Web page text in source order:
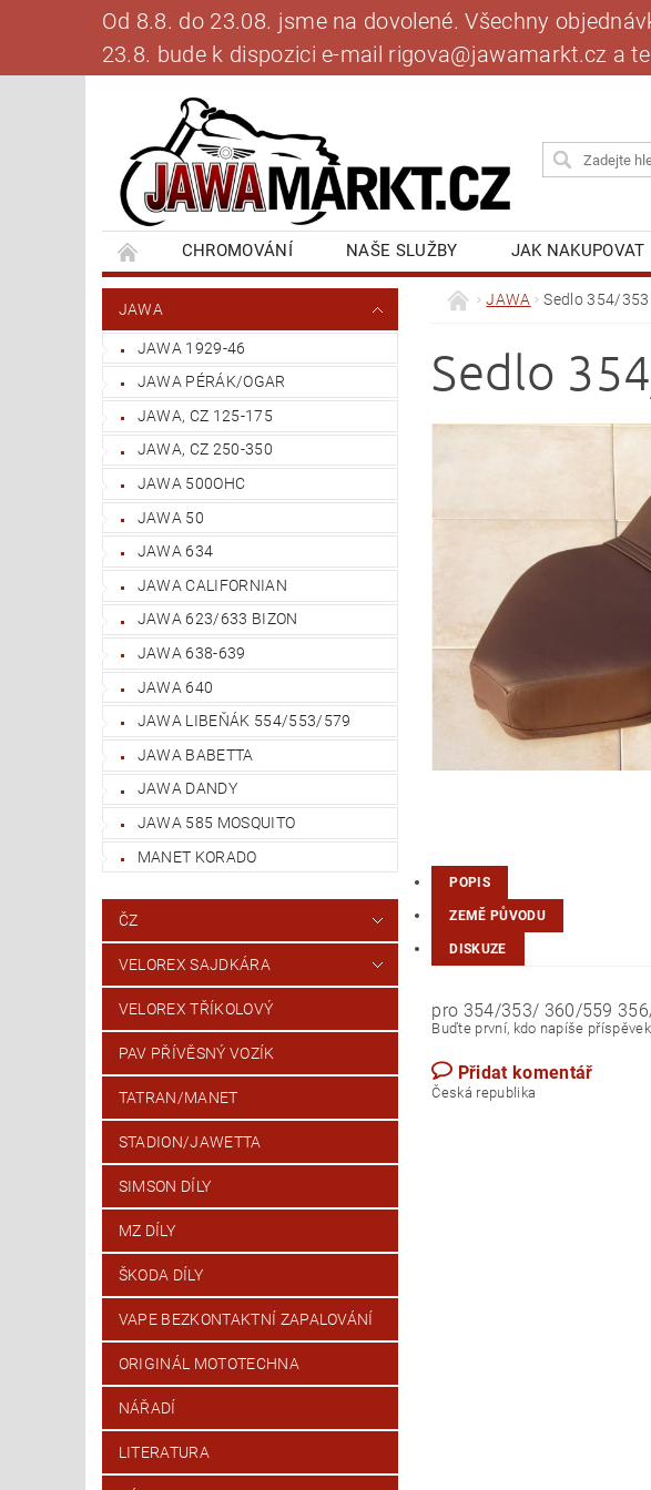
Od 8.8. do 23.08. jsme na dovolené. Všechny
23.8. bude k dispozici e-mail rigova@jawamarkt.cz a
CHROMOVÁNÍ NAŠE SLUŽBY JAK NAKUPOVAT
BANKOVNÍ SPOJENÍ
NAPIŠTE NÁM BLOG MOJE
JAWA
JAWA 1929-46
JAWA PÉRÁK/OGAR
JAWA, CZ 125-175
JAWA, CZ 250-350
JAWA 500OHC
JAWA 50
JAWA 634
JAWA CALIFORNIAN
JAWA 623/633 BIZON
JAWA 638-639
JAWA 640
JAWA LIBEŇÁK 554/553/579
JAWA BABETTA
JAWA DANDY
JAWA 585 MOSQUITO
MANET KORADO
ČZ
VELOREX SAJDKÁRA
VELOREX TŘÍKOLOVÝ
PAV PŘÍVĚSNÝ VOZÍK
TATRAN/MANET
STADION/JAWETTA
SIMSON DÍLY
MZ DÍLY
ŠKODA DÍLY
VAPE BEZKONTAKTNÍ ZAPALOVÁNÍ
ORIGINÁL MOTOTECHNA
NÁŘADÍ
LITERATURA
JAWA Sedlo 354/353
Sedlo
POPIS
ZEMĚ PŮVODU
DISKUZE
pro 354/353/ 360/559
Buďte první, kdo napíše
Přidat komentář
Česká